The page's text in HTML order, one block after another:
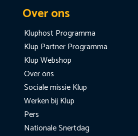
Over ons
Kluphost Programma
Klup Partner Programma
Klup Webshop
Over ons
Sociale missie Klup
Werken bij Klup
Pers
Nationale Snertdag